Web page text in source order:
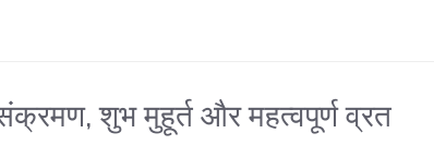
शुभ मुहूर्त और महत्वपूर्ण व्रत